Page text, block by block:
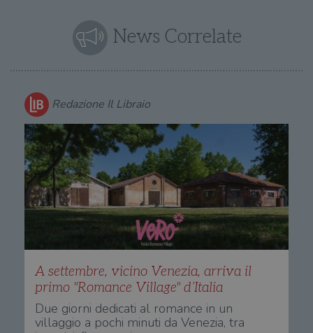
News Correlate
Redazione Il Libraio
A settembre, vicino Venezia, arriva il
primo "Romance Village" d’Italia
Due giorni dedicati al romance in un
villaggio a pochi minuti da Venezia, tra